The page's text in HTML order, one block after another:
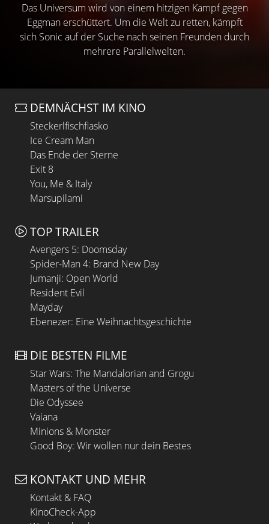
Das Universum wird von einem hitzigen Kampf gegen
Eggman erschüttert. Um die Welt zu retten, kämpft
sich Sonic auf der Suche nach seinen Freunden durch
mehrere Parallelwelten.
DEMNÄCHST IM KINO
Steckerlfischfiasko
Ice Cream Man
Das Ende der Sterne
Exit 8
You, Me & Italy
Marsupilami
TOP TRAILER
Avengers 5: Doomsday
Spider-Man 4: Brand New Day
Jumanji: Open World
Resident Evil
Mayday
Ebenezer: Eine Weihnachtsgeschichte
DIE BESTEN FILME
Star Wars: The Mandalorian and Grogu
Masters of the Universe
Die Odyssee
Vaiana
Minions & Monster
Good Boy: Wir wollen nur dein Bestes
KONTAKT UND MEHR
Kontakt & FAQ
KinoCheck-App